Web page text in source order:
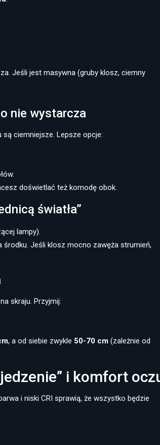
Jeśli jest masywna (gruby klosz, ciemny
nie wystarcza
ciemniejsze. Lepsze opcje:
doświetlać też komodę obok.
światła”
lampy).
środku. Jeśli klosz mocno zawęża strumień,
skraju. Przyjmij:
, a od siebie zwykle 50-70 cm (zależnie od
i komfort
i niski CRI sprawią, że wszystko będzie